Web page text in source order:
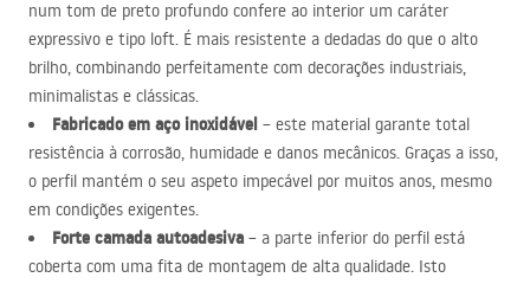
num tom de preto profundo confere ao interior um caráter
expressivo e tipo loft. É mais resistente a dedadas do que o alto
brilho, combinando perfeitamente com decorações industriais,
minimalistas e clássicas.
Fabricado em aço inoxidável – este material garante total
resistência à corrosão, humidade e danos mecânicos. Graças a isso,
o perfil mantém o seu aspeto impecável por muitos anos, mesmo
em condições exigentes.
Forte camada autoadesiva – a parte inferior do perfil está
coberta com uma fita de montagem de alta qualidade. Isto